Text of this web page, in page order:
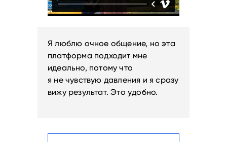
Я люблю очное общение, но эта
платформа подходит мне
идеально, потому что
я не чувствую давления и я сразу
вижу результат. Это удобно.